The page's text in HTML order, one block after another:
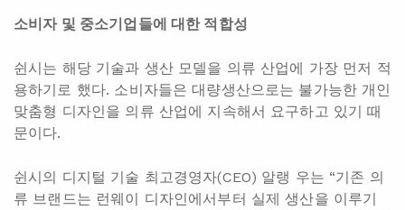
소비자 및 중소기업들에 대한 적합성
쉰시는 해당 기술과 생산 모델을 의류 산업에 가장 먼저 적
용하기로 했다. 소비자들은 대량생산으로는 불가능한 개인
맞춤형 디자인을 의류 산업에 지속해서 요구하고 있기 때
문이다.
쉰시의 디지털 기술 최고경영자(CEO) 알랭 우는 “기존 의
류 브랜드는 런웨이 디자인에서부터 실제 생산을 이루기